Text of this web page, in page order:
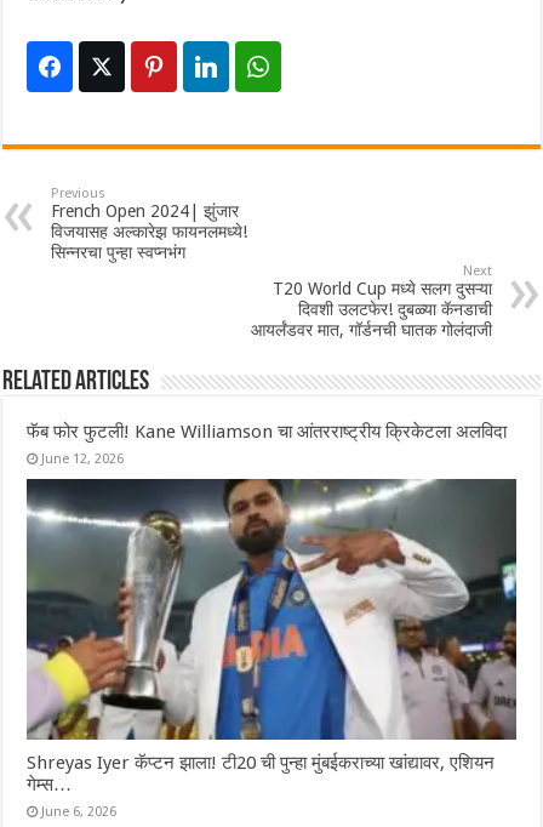
Previous
French Open 2024| झुंजार
विजयासह अल्कारेझ फायनलमध्ये!
सिन्नरचा पुन्हा स्वप्नभंग
Next
T20 World Cup मध्ये सलग दुसऱ्या
दिवशी उलटफेर! दुबळ्या कॅनडाची
आयर्लंडवर मात, गॉर्डनची घातक गोलंदाजी
Related Articles
फॅब फोर फुटली! Kane Williamson चा आंतरराष्ट्रीय क्रिकेटला अलविदा
June 12, 2026
Shreyas Iyer कॅप्टन झाला! टी20 ची पुन्हा मुंबईकराच्या खांद्यावर, एशियन
गेम्स…
June 6, 2026